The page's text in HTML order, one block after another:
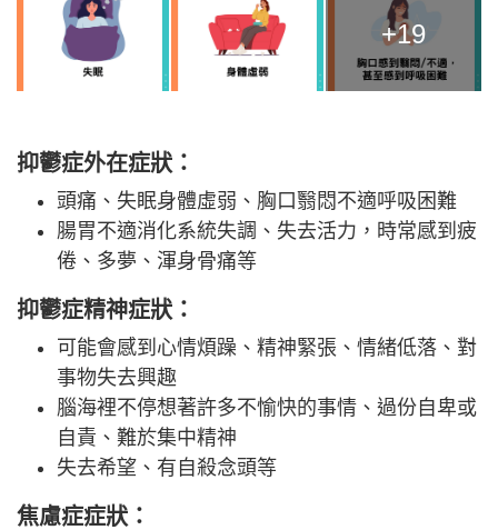
+19
抑鬱症外在症狀：
頭痛、失眠身體虛弱、胸口翳悶不適呼吸困難
腸胃不適消化系統失調、失去活力，時常感到疲
倦、多夢、渾身骨痛等
抑鬱症精神症狀：
可能會感到心情煩躁、精神緊張、情緒低落、對
事物失去興趣
腦海裡不停想著許多不愉快的事情、過份自卑或
自責、難於集中精神
失去希望、有自殺念頭等
焦慮症症狀：